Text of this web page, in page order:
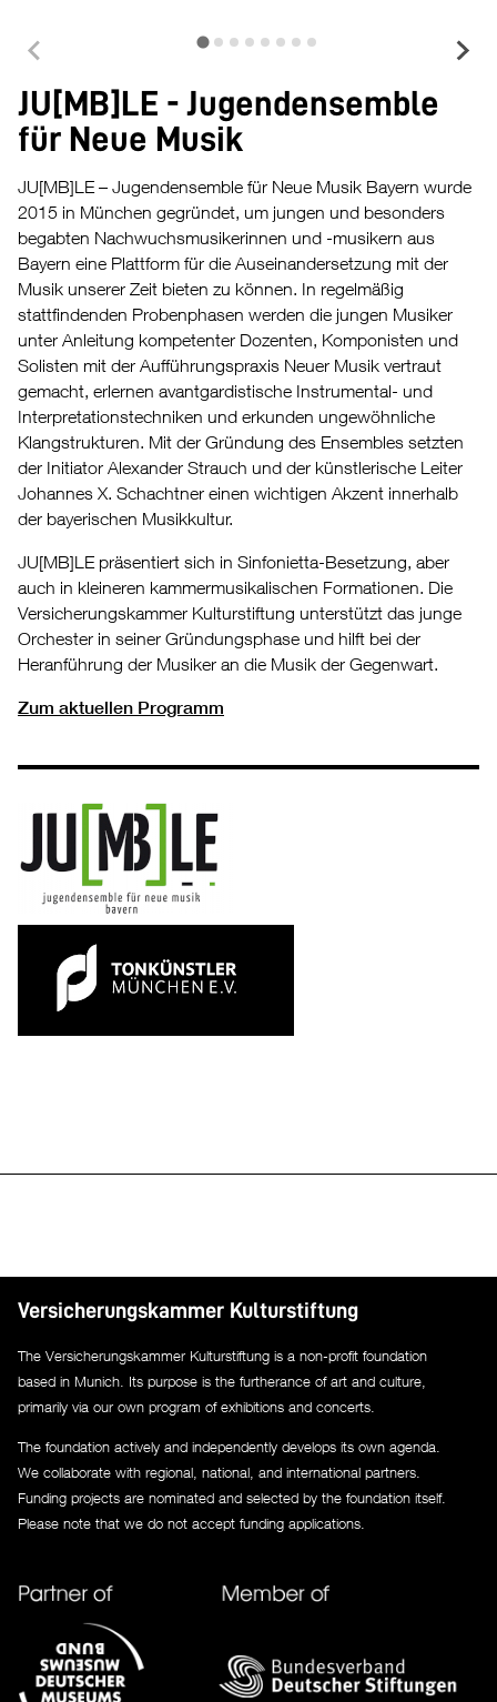
JU[MB]LE - Jugendensemble
für Neue Musik
JU[MB]LE – Jugendensemble für Neue Musik Bayern wurde
2015 in München gegründet, um jungen und besonders
begabten Nachwuchsmusikerinnen und -musikern aus
Bayern eine Plattform für die Auseinandersetzung mit der
Musik unserer Zeit bieten zu können. In regelmäßig
stattfindenden Probenphasen werden die jungen Musiker
unter Anleitung kompetenter Dozenten, Komponisten und
Solisten mit der Aufführungspraxis Neuer Musik vertraut
gemacht, erlernen avantgardistische Instrumental- und
Interpretationstechniken und erkunden ungewöhnliche
Klangstrukturen. Mit der Gründung des Ensembles setzten
der Initiator Alexander Strauch und der künstlerische Leiter
Johannes X. Schachtner einen wichtigen Akzent innerhalb
der bayerischen Musikkultur.
JU[MB]LE präsentiert sich in Sinfonietta-Besetzung, aber
auch in kleineren kammermusikalischen Formationen. Die
Versicherungskammer Kulturstiftung unterstützt das junge
Orchester in seiner Gründungsphase und hilft bei der
Heranführung der Musiker an die Musik der Gegenwart.
Zum aktuellen Programm
Versicherungskammer Kulturstiftung
The Versicherungskammer Kulturstiftung is a non-profit foundation
based in Munich. Its purpose is the furtherance of art and culture,
primarily via our own program of exhibitions and concerts.
The foundation actively and independently develops its own agenda.
We collaborate with regional, national, and international partners.
Funding projects are nominated and selected by the foundation itself.
Please note that we do not accept funding applications.